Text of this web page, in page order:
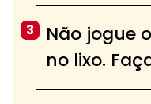
3
Não jogue
no lixo.